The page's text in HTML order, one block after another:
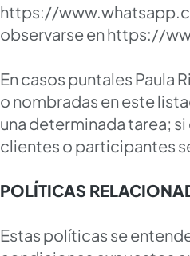
https://
observarse enhttps://
En casos puntales Paula
o nombradas en este
una determinada tarea;
clientes o participantes
POLÍTICAS
Estas políticas se